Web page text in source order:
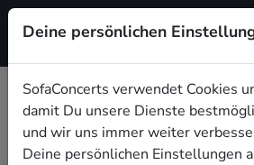
Dein Reggae
in Niedersachsen
Deine persönlichen
SofaConcerts verwendet Cookies
damit Du unsere Dienste
und wir uns immer weiter
Deine persönlichen Einstellungen